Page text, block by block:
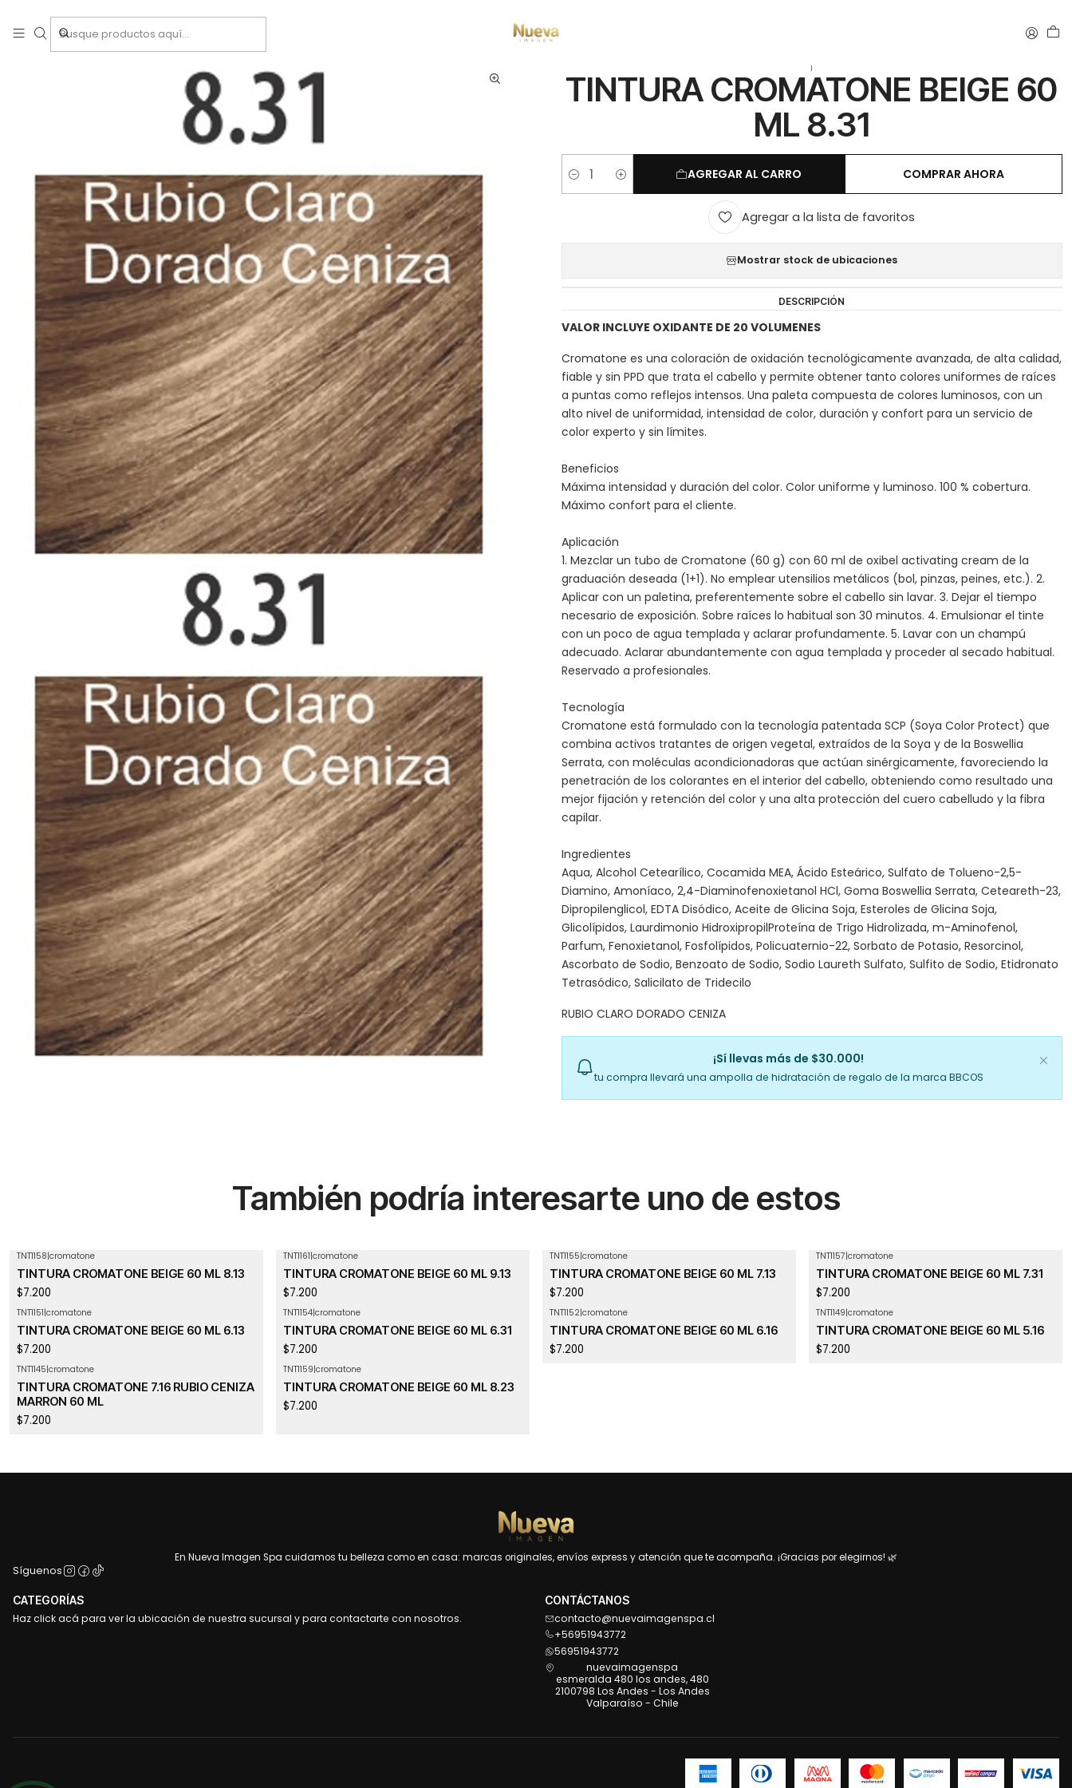
|
TINTURA CROMATONE BEIGE 60
ML 8.31
Cantidad AGREGAR AL CARRO COMPRAR AHORA
Agregar a la lista de favoritos
Mostrar stock de ubicaciones
DESCRIPCIÓN
VALOR INCLUYE OXIDANTE DE 20 VOLUMENES
Cromatone es una coloración de oxidación tecnológicamente avanzada, de alta calidad,
fiable y sin PPD que trata el cabello y permite obtener tanto colores uniformes de raíces
a puntas como reflejos intensos. Una paleta compuesta de colores luminosos, con un
alto nivel de uniformidad, intensidad de color, duración y confort para un servicio de
color experto y sin límites.
Beneficios
Máxima intensidad y duración del color. Color uniforme y luminoso. 100 % cobertura.
Máximo confort para el cliente.
Aplicación
1. Mezclar un tubo de Cromatone (60 g) con 60 ml de oxibel activating cream de la
graduación deseada (1+1). No emplear utensilios metálicos (bol, pinzas, peines, etc.). 2.
Aplicar con un paletina, preferentemente sobre el cabello sin lavar. 3. Dejar el tiempo
necesario de exposición. Sobre raíces lo habitual son 30 minutos. 4. Emulsionar el tinte
con un poco de agua templada y aclarar profundamente. 5. Lavar con un champú
adecuado. Aclarar abundantemente con agua templada y proceder al secado habitual.
Reservado a profesionales.
Tecnología
Cromatone está formulado con la tecnología patentada SCP (Soya Color Protect) que
combina activos tratantes de origen vegetal, extraídos de la Soya y de la Boswellia
Serrata, con moléculas acondicionadoras que actúan sinérgicamente, favoreciendo la
penetración de los colorantes en el interior del cabello, obteniendo como resultado una
mejor fijación y retención del color y una alta protección del cuero cabelludo y la fibra
capilar.
Ingredientes
Aqua, Alcohol Cetearílico, Cocamida MEA, Ácido Esteárico, Sulfato de Tolueno-2,5-
Diamino, Amoníaco, 2,4-Diaminofenoxietanol HCl, Goma Boswellia Serrata, Ceteareth-23,
Dipropilenglicol, EDTA Disódico, Aceite de Glicina Soja, Esteroles de Glicina Soja,
Glicolípidos, Laurdimonio HidroxipropilProteína de Trigo Hidrolizada, m-Aminofenol,
Parfum, Fenoxietanol, Fosfolípidos, Policuaternio-22, Sorbato de Potasio, Resorcinol,
Ascorbato de Sodio, Benzoato de Sodio, Sodio Laureth Sulfato, Sulfito de Sodio, Etidronato
Tetrasódico, Salicilato de Tridecilo
RUBIO CLARO DORADO CENIZA
¡Sí llevas más de $30.000!
tu compra llevará una ampolla de hidratación de regalo de la marca BBCOS
También podría interesarte uno de estos
TNT1158|cromatone
TINTURA CROMATONE BEIGE 60 ML 8.13
$7.200
TNT1161|cromatone
TINTURA CROMATONE BEIGE 60 ML 9.13
$7.200
TNT1155|cromatone
TINTURA CROMATONE BEIGE 60 ML 7.13
$7.200
TNT1157|cromatone
TINTURA CROMATONE BEIGE 60 ML 7.31
$7.200
TNT1151|cromatone
TINTURA CROMATONE BEIGE 60 ML 6.13
$7.200
TNT1154|cromatone
TINTURA CROMATONE BEIGE 60 ML 6.31
$7.200
TNT1152|cromatone
TINTURA CROMATONE BEIGE 60 ML 6.16
$7.200
TNT1149|cromatone
TINTURA CROMATONE BEIGE 60 ML 5.16
$7.200
TNT1145|cromatone
TINTURA CROMATONE 7.16 RUBIO CENIZA
MARRON 60 ML
$7.200
TNT1159|cromatone
TINTURA CROMATONE BEIGE 60 ML 8.23
$7.200
En Nueva Imagen Spa cuidamos tu belleza como en casa: marcas originales, envíos express y atención que te acompaña. ¡Gracias por elegirnos! 🌿
Síguenos
CATEGORÍAS
Haz click acá para ver la ubicación de nuestra sucursal y para contactarte con nosotros.
CONTÁCTANOS
contacto@nuevaimagenspa.cl
+56951943772
56951943772
nuevaimagenspa
esmeralda 480 los andes, 480
2100798 Los Andes - Los Andes
Valparaíso - Chile